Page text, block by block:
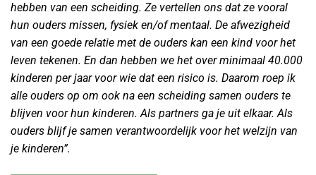
hebben van een scheiding. Ze vertellen ons dat ze vooral
hun ouders missen, fysiek en/of mentaal. De afwezigheid
van een goede relatie met de ouders kan een kind voor het
leven tekenen. En dan hebben we het over minimaal 40.000
kinderen per jaar voor wie dat een risico is. Daarom roep ik
alle ouders op om ook na een scheiding samen ouders te
blijven voor hun kinderen. Als partners ga je uit elkaar. Als
ouders blijf je samen verantwoordelijk voor het welzijn van
je kinderen”.